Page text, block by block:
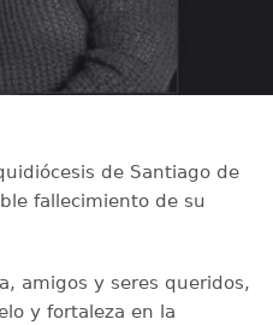
de Santiago de
fallecimiento de su
amigos y seres queridos,
y fortaleza en la